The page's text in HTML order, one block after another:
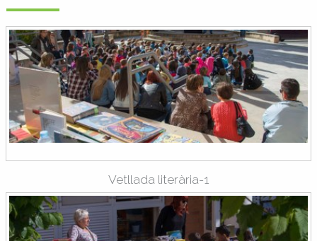
Vetllada literària-1